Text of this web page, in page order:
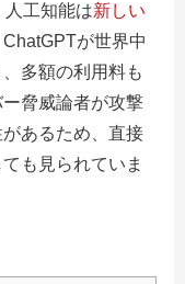
人工知能は新しい
が世界中
多額の利用料も
脅威論者が攻撃
あるため、直接
も見られていま